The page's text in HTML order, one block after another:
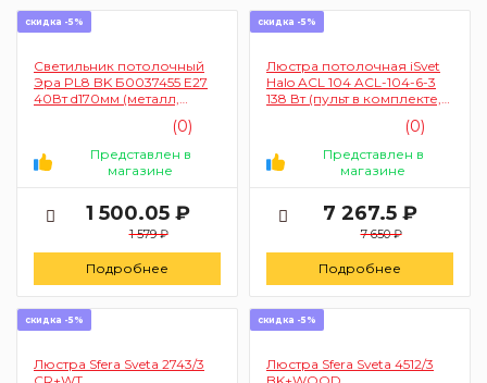
скидка -5%
Светильник потолочный
Эра PL8 BK Б0037455 E27
40Вт d170мм (металл,
(0)
Представлен в
магазине
1 500.05 ₽
1 579 ₽
Подробнее
скидка -5%
Люстра потолочная iSvet
Halo ACL 104 ACL-104-6-3
138 Вт (пульт в комплекте,
(0)
Представлен в
магазине
7 267.5 ₽
7 650 ₽
Подробнее
скидка -5%
Люстра Sfera Sveta 2743/3
скидка -5%
Люстра Sfera Sveta 4512/3